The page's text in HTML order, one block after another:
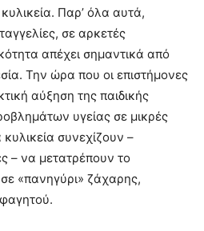
Παρ’ όλα αυτά,
σε αρκετές
απέχει σημαντικά από
Την ώρα που οι επιστήμονες
αύξηση της παιδικής
υγείας σε μικρές
συνεχίζουν –
– να μετατρέπουν το
«πανηγύρι» ζάχαρης,